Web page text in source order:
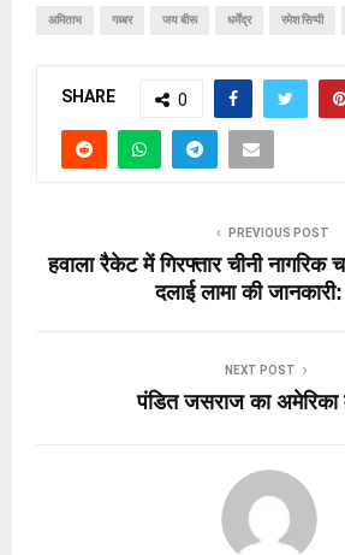
अमिताभ गब्बर जय बीरू धर्मेंद्र रमेश सिप्पी
SHARE 0
PREVIOUS POST
हवाला रैकेट में गिरफ्तार चीनी नागरिक
दलाई लामा की
NEXT POST
पंडित जसराज का अमेरिका